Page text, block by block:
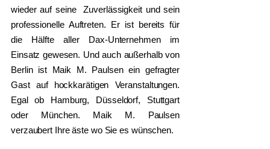
wieder auf seine Zuverlässigkeit und sein
professionelle Auftreten. Er ist bereits für
die Hälfte aller Dax-Unternehmen im
Einsatz gewesen. Und auch außerhalb von
Berlin ist Maik M. Paulsen ein gefragter
Gast auf hockkarätigen Veranstaltungen.
Egal ob Hamburg, Düsseldorf, Stuttgart
oder München. Maik M. Paulsen
verzaubert Ihre äste wo Sie es wünschen.